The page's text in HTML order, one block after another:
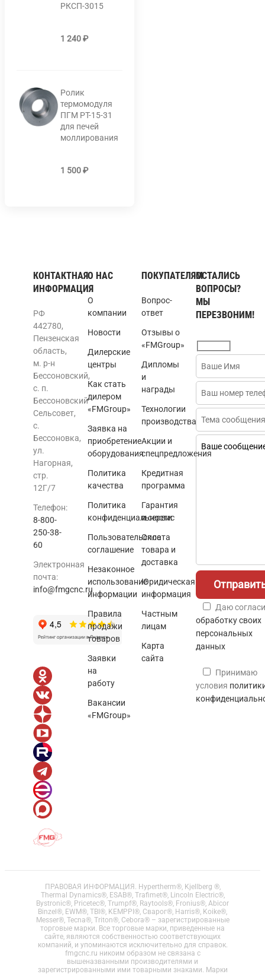
РКСП-3015
1 240₽
Ролик
термомодуля
ПГМ РТ-15-31
для печей
моллирования
1 500₽
КОНТАКТНАЯ
ИНФОРМАЦИЯ
РФ
442780,
Пензенская
область,
м. р-н
Бессоновский,
с. п.
Бессоновский
Сельсовет,
с.
Бессоновка,
ул.
Нагорная,
стр.
12Г/7
Телефон:
8-800-
250-38-
60
Электронная
почта:
info@fmgcnc.ru
О НАС
О
компании
Новости
Дилерские
центры
Как стать
дилером
«FMGroup»
Заявка на
приобретение
оборудования
Политика
качества
Политика
конфиденциальности
Пользовательское
соглашение
Незаконное
использование
информации
Правила
продажи
товаров
Заявки
на
работу
Вакансии
«FMGroup»
ПОКУПАТЕЛЯМ
Вопрос-
ответ
Отзывы о
«FMGroup»
Дипломы
и
награды
Технологии
производства
Акции и
спецпредложения
Кредитная
программа
Гарантия
и сервис
Оплата
товара и
доставка
Юридическая
информация
Частным
лицам
Карта
сайта
ОСТАЛИСЬ
ВОПРОСЫ?
МЫ
ПЕРЕЗВОНИМ!
Даю
обработку своих
персональных
данных
Принимаю
условия
ПРАВОВАЯ ИНФОРМАЦИЯ. Hypertherm®, Kjellberg ®,
Thermal Dynamics®, ESAB®, Trafimet®, Lincoln Electric®,
Bystronic®, Pricetec®, Trumpf®, Raytools®, Fronius®, Abicor
Binzel®, EWM®, TBI®, KEMPPI®, Сварог®, Harris®, Koike®,
Messer®, Tecna®, Triton®, Cebora® – зарегистрированные
торговые марки. Все торговые марки, приведенные на
сайте, являются собственностью соответствующих
компаний, и упоминаются исключительно для справок.
fmgcnc.ru никоим образом не связана с
вышеназванными производителями и
зарегистрированными ими товарными знаками. Марки